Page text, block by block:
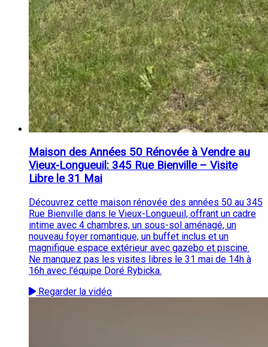
Maison des Années 50 Rénovée à Vendre au
Vieux-Longueuil: 345 Rue Bienville – Visite
Libre le 31 Mai
Découvrez cette maison rénovée des années 50 au 345
Rue Bienville dans le Vieux-Longueuil, offrant un cadre
intime avec 4 chambres, un sous-sol aménagé, un
nouveau foyer romantique, un buffet inclus et un
magnifique espace extérieur avec gazebo et piscine.
Ne manquez pas les visites libres le 31 mai de 14h à
16h avec l'équipe Doré Rybicka.
Regarder la vidéo